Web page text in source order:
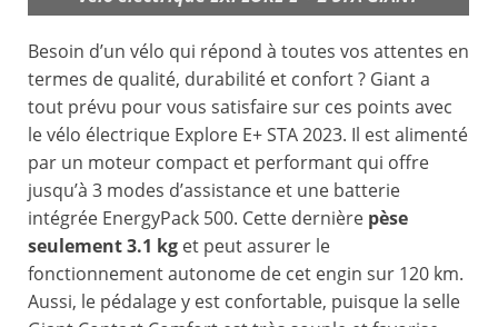
Besoin d’un vélo qui répond à toutes vos attentes en
termes de qualité, durabilité et confort ? Giant a
tout prévu pour vous satisfaire sur ces points avec
le vélo électrique Explore E+ STA 2023. Il est alimenté
par un moteur compact et performant qui offre
jusqu’à 3 modes d’assistance et une batterie
intégrée EnergyPack 500. Cette dernière pèse
seulement 3.1 kg et peut assurer le
fonctionnement autonome de cet engin sur 120 km.
Aussi, le pédalage y est confortable, puisque la selle